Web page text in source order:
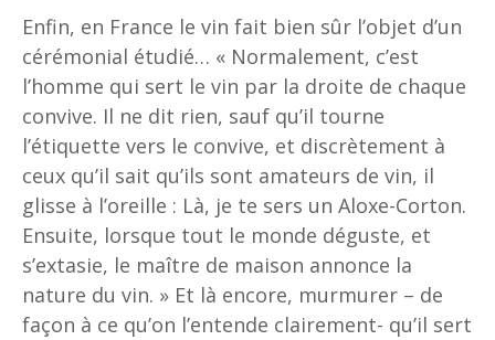
Enfin, en France le vin fait bien sûr l’objet d’un
cérémonial étudié… « Normalement, c’est
l’homme qui sert le vin par la droite de chaque
convive. Il ne dit rien, sauf qu’il tourne
l’étiquette vers le convive, et discrètement à
ceux qu’il sait qu’ils sont amateurs de vin, il
glisse à l’oreille : Là, je te sers un Aloxe-Corton.
Ensuite, lorsque tout le monde déguste, et
s’extasie, le maître de maison annonce la
nature du vin. » Et là encore, murmurer – de
façon à ce qu’on l’entende clairement- qu’il sert